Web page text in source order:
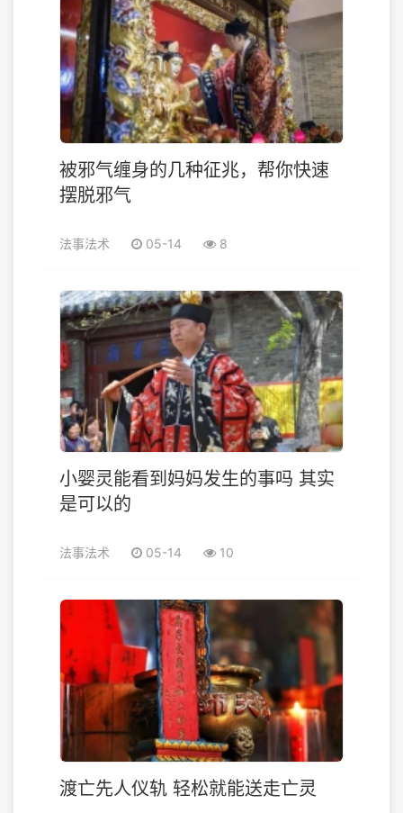
被邪气缠身的几种征兆，帮你快速
摆脱邪气
法事法术 05-14 8
小婴灵能看到妈妈发生的事吗 其实
是可以的
法事法术 05-14 10
渡亡先人仪轨 轻松就能送走亡灵